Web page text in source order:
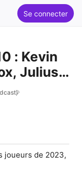
Se connecter
: Kevin
Julius
Royce
joueurs de 2023,